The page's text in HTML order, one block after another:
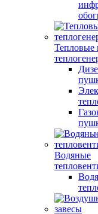
Тепловые
Водяные